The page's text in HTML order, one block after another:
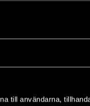
till användarna,